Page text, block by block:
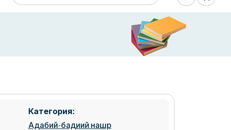
Категория:
Адабий-бадиий нашр